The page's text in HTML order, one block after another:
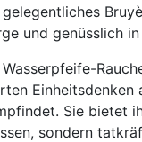
und genüsslich
Sie
sondern